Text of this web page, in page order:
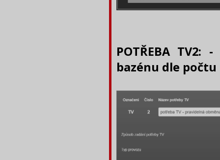
POTŘEBA
bazénu dle